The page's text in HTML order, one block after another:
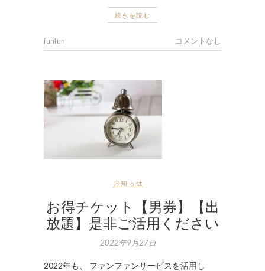
続きを読む
funfun コメントなし
お知らせ
お得チケット【男券】【出
放題】是非ご活用ください
2022年9月27日
2022年も、 ファンファンサービスを活用し